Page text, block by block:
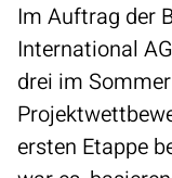
Im Auftrag der
International
drei im
ersten Etappe